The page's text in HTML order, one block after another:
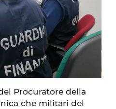
Procuratore della
che militari del